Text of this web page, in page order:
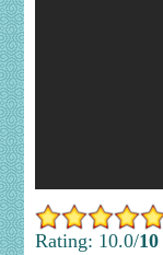
Rating: 10.0/10